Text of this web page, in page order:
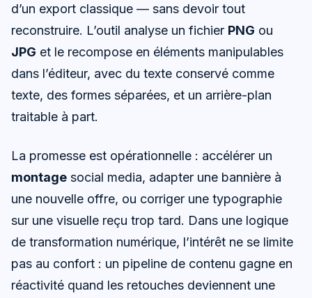
d’un export classique — sans devoir tout
reconstruire. L’outil analyse un fichier PNG ou
JPG et le recompose en éléments manipulables
dans l’éditeur, avec du texte conservé comme
texte, des formes séparées, et un arrière-plan
traitable à part.
La promesse est opérationnelle : accélérer un
montage social media, adapter une bannière à
une nouvelle offre, ou corriger une typographie
sur une visuelle reçu trop tard. Dans une logique
de transformation numérique, l’intérêt ne se limite
pas au confort : un pipeline de contenu gagne en
réactivité quand les retouches deviennent une